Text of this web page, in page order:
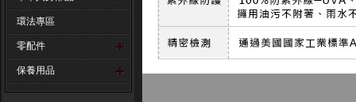
環法專區
零配件
保養用品